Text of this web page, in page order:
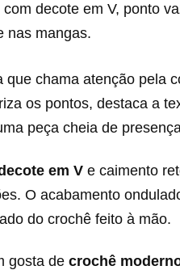
decote em V, ponto
nas mangas.
que chama atenção pela
os pontos, destaca a
peça cheia de
em V e caimento
O acabamento
do crochê feito à mão.
gosta de crochê